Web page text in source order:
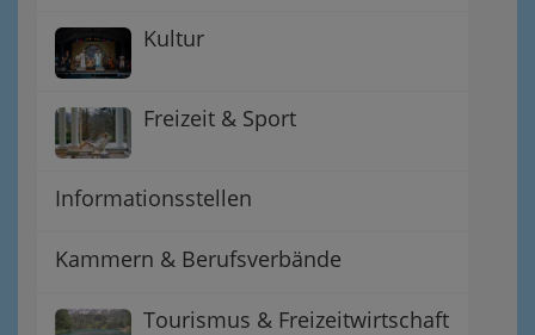
Kultur
Freizeit & Sport
Informationsstellen
Kammern & Berufsverbände
Tourismus & Freizeitwirtschaft